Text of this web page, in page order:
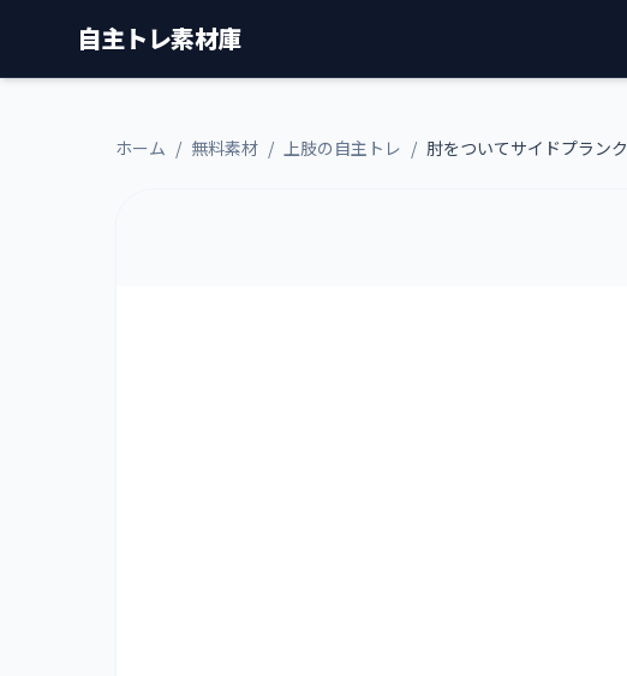
自主トレ素材庫
ホーム / 無料素材 / 上肢の自主トレ / 肘をついてサイドプランク